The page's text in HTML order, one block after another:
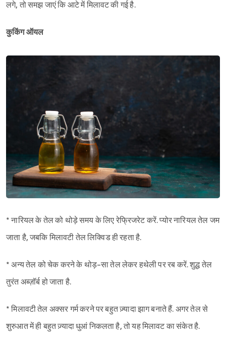
लगे, तो समझ जाएं कि आटे में मिलावट की गई है.
कुकिंग ऑयल
* नारियल के तेल को थोड़े समय के लिए रेफ्रिजरेट करें. प्योर नारियल तेल जम
जाता है, जबकि मिलावटी तेल लिक्विड ही रहता है.
* अन्य तेल को चेक करने के थोड़-सा तेल लेकर हथेली पर रब करें. शुद्ध तेल
तुरंत अब्ज़ॉर्ब हो जाता है.
* मिलावटी तेल अक्सर गर्म करने पर बहुत ज़्यादा झाग बनाते हैं. अगर तेल से
शुरुआत में ही बहुत ज़्यादा धुआं निकलता है, तो यह मिलावट का संकेत है.